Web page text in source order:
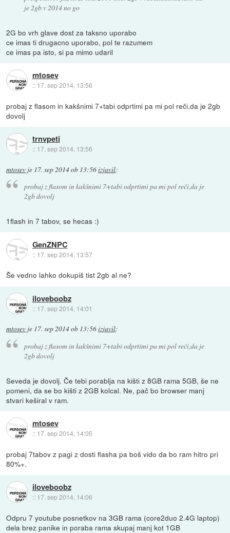
je 2gb v 2014 no go
2G bo vrh glave dost za taksno uporabo
ce imas ti drugacno uporabo, pol te razumem
ce imas pa isto, si pa mimo udaril
mtosev
:: 17. sep 2014, 13:56
probaj z flasom in kakšnimi 7+tabi odprtimi pa mi pol reči,da je 2gb
dovolj
trnvpeti
:: 17. sep 2014, 13:56
mtosev je 17. sep 2014 ob 13:56izjavil:
probaj z flasom in kakšnimi 7+tabi odprtimi pa mi pol reči,da je
2gb dovolj
1flash in 7 tabov, se hecas :)
GenZNPC
:: 17. sep 2014, 13:57
Še vedno lahko dokupiš tist 2gb al ne?
iloveboobz
:: 17. sep 2014, 14:01
mtosev je 17. sep 2014 ob 13:56izjavil:
probaj z flasom in kakšnimi 7+tabi odprtimi pa mi pol reči,da je
2gb dovolj
Seveda je dovolj. Če tebi porablja na kišti z 8GB rama 5GB, še ne
pomeni, da se bo kišti z 2GB kolcal. Ne, pač bo browser manj
stvari keširal v ram.
mtosev
:: 17. sep 2014, 14:05
probaj 7tabov z pagi z dosti flasha pa boš vido da bo ram hitro pri
80%+.
iloveboobz
:: 17. sep 2014, 14:06
Odpru 7 youtube posnetkov na 3GB rama (core2duo 2.4G laptop)
dela brez panike in poraba rama skupaj manj kot 1GB